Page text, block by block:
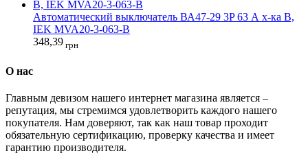
Автоматический выключатель ВА47-29 3P 63 А х-ка B,
IEK MVA20-3-063-B
348,39 грн
О нас
Главным девизом нашего интернет магазина является –
репутация, мы стремимся удовлетворить каждого нашего
покупателя. Нам доверяют, так как наш товар проходит
обязательную сертификацию, проверку качества и имеет
гарантию производителя.